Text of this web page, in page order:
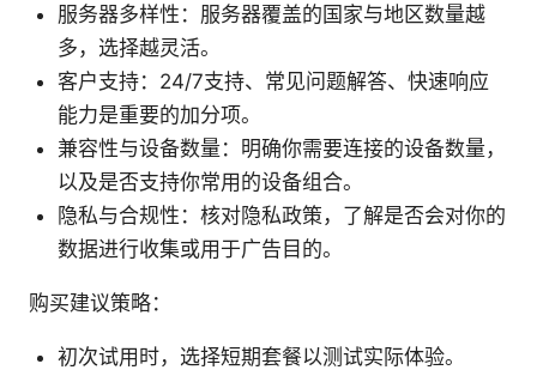
服务器多样性：服务器覆盖的国家与地区数量越
多，选择越灵活。
客户支持：24/7支持、常见问题解答、快速响应
能力是重要的加分项。
兼容性与设备数量：明确你需要连接的设备数量，
以及是否支持你常用的设备组合。
隐私与合规性：核对隐私政策，了解是否会对你的
数据进行收集或用于广告目的。
购买建议策略：
初次试用时，选择短期套餐以测试实际体验。